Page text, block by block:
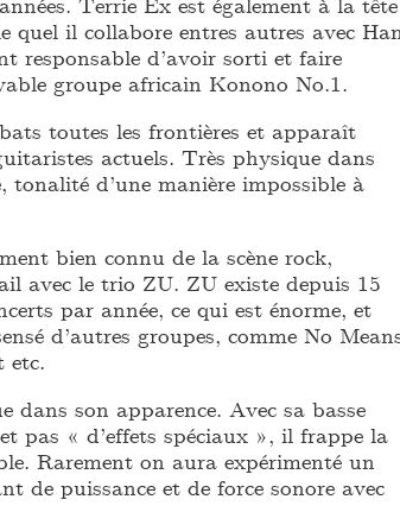
il collabore entres autres avec
responsable d’avoir sorti et faire
groupe africain Konono No.1.
toutes les frontières et apparaît
actuels. Très physique dans
d’une manière impossible à
bien connu de la scène rock,
avec le trio ZU. ZU existe depuis 15
par année, ce qui est énorme, et
d’autres groupes, comme No
etc.
dans son apparence. Avec sa basse
pas « d’effets spéciaux », il frappe la
Rarement on aura expérimenté un
de puissance et de force sonore avec